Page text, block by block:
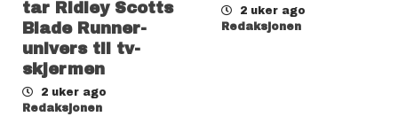
tar Ridley Scotts
Blade Runner-
univers til tv-
skjermen
2 uker ago
Redaksjonen
2 uker ago
Redaksjonen